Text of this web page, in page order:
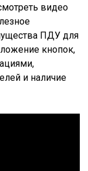
видео
ПДУ для
кнопок,
и наличие